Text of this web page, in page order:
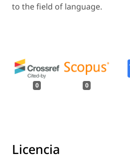
to the field of language.
0 0
Licencia